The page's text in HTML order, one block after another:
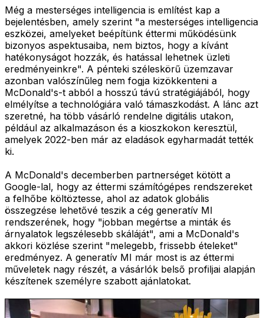
Még a mesterséges intelligencia is említést kap a
bejelentésben, amely szerint "a mesterséges intelligencia
eszközei, amelyeket beépítünk éttermi működésünk
bizonyos aspektusaiba, nem biztos, hogy a kívánt
hatékonyságot hozzák, és hatással lehetnek üzleti
eredményeinkre". A pénteki széleskörű üzemzavar
azonban valószínűleg nem fogja kizökkenteni a
McDonald's-t abból a hosszú távú stratégiájából, hogy
elmélyítse a technológiára való támaszkodást. A lánc azt
szeretné, ha több vásárló rendelne digitális utakon,
például az alkalmazáson és a kioszkokon keresztül,
amelyek 2022-ben már az eladások egyharmadát tették
ki.
A McDonald's decemberben partnerséget kötött a
Google-lal, hogy az éttermi számítógépes rendszereket
a felhőbe költöztesse, ahol az adatok globális
összegzése lehetővé teszik a cég generatív MI
rendszerének, hogy "jobban megértse a minták és
árnyalatok legszélesebb skáláját", ami a McDonald's
akkori közlése szerint "melegebb, frissebb ételeket"
eredményez. A generatív MI már most is az éttermi
műveletek nagy részét, a vásárlók belső profiljai alapján
készítenek személyre szabott ajánlatokat.